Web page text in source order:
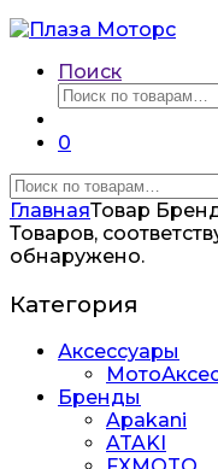
Поиск
Искать:
0
Искать:
ГлавнаяТовар
Товаров,
обнаружено.
Категория
Аксессуары
Бренды
Apakani
ATAKI